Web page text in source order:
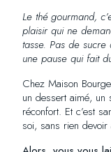
Le thé gourmand,
plaisir qui ne
tasse. Pas de
une pause qui fait
Chez Maison
un dessert aimé, un
réconfort. Et c’est
soi, sans rien devoir